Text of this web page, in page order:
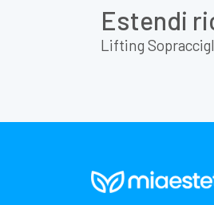
Estendi
Lifting